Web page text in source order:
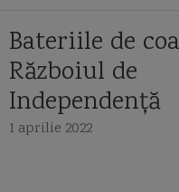
Bateriile de
Războiul de
Independență
1 aprilie 2022